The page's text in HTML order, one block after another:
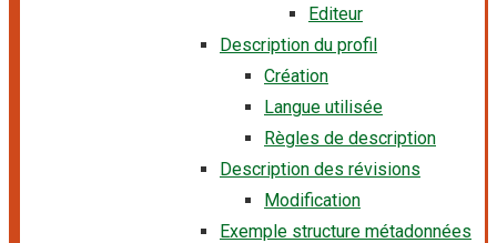
Editeur
Description du profil
Création
Langue utilisée
Règles de description
Description des révisions
Modification
Exemple structure métadonnées